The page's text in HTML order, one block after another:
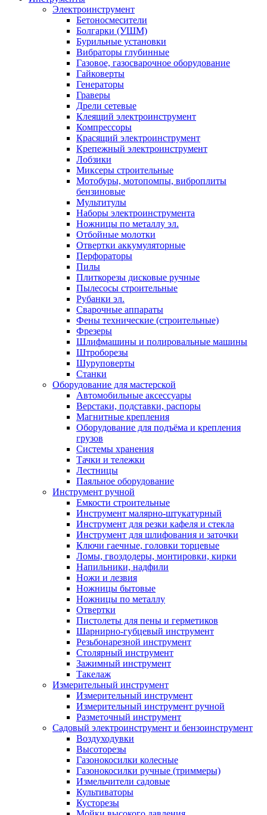
Электроинструмент
Бетоносмесители
Болгарки (УШМ)
Бурильные установки
Вибраторы глубинные
Газовое, газосварочное оборудование
Гайковерты
Генераторы
Граверы
Дрели сетевые
Клеящий электроинструмент
Компрессоры
Красящий электроинструмент
Крепежный электроинструмент
Лобзики
Миксеры строительные
Мотобуры, мотопомпы, виброплиты
бензиновые
Мультитулы
Наборы электроинструмента
Ножницы по металлу эл.
Отбойные молотки
Отвертки аккумуляторные
Перфораторы
Пилы
Плиткорезы дисковые ручные
Пылесосы строительные
Рубанки эл.
Сварочные аппараты
Фены технические (строительные)
Фрезеры
Шлифмашины и полировальные машины
Штроборезы
Шуруповерты
Станки
Оборудование для мастерской
Автомобильные аксессуары
Верстаки, подставки, распоры
Магнитные крепления
Оборудование для подъёма и крепления
грузов
Системы хранения
Тачки и тележки
Лестницы
Паяльное оборудование
Инструмент ручной
Емкости строительные
Инструмент малярно-штукатурный
Инструмент для резки кафеля и стекла
Инструмент для шлифования и заточки
Ключи гаечные, головки торцевые
Ломы, гвоздодеры, монтировки, кирки
Напильники, надфили
Ножи и лезвия
Ножницы бытовые
Ножницы по металлу
Отвертки
Пистолеты для пены и герметиков
Шарнирно-губцевый инструмент
Резьбонарезной инструмент
Столярный инструмент
Зажимный инструмент
Такелаж
Измерительный инструмент
Измерительный инструмент
Измерительный инструмент ручной
Разметочный инструмент
Садовый электроинструмент и бензоинструмент
Воздуходувки
Высоторезы
Газонокосилки колесные
Газонокосилки ручные (триммеры)
Измельчители садовые
Культиваторы
Кусторезы